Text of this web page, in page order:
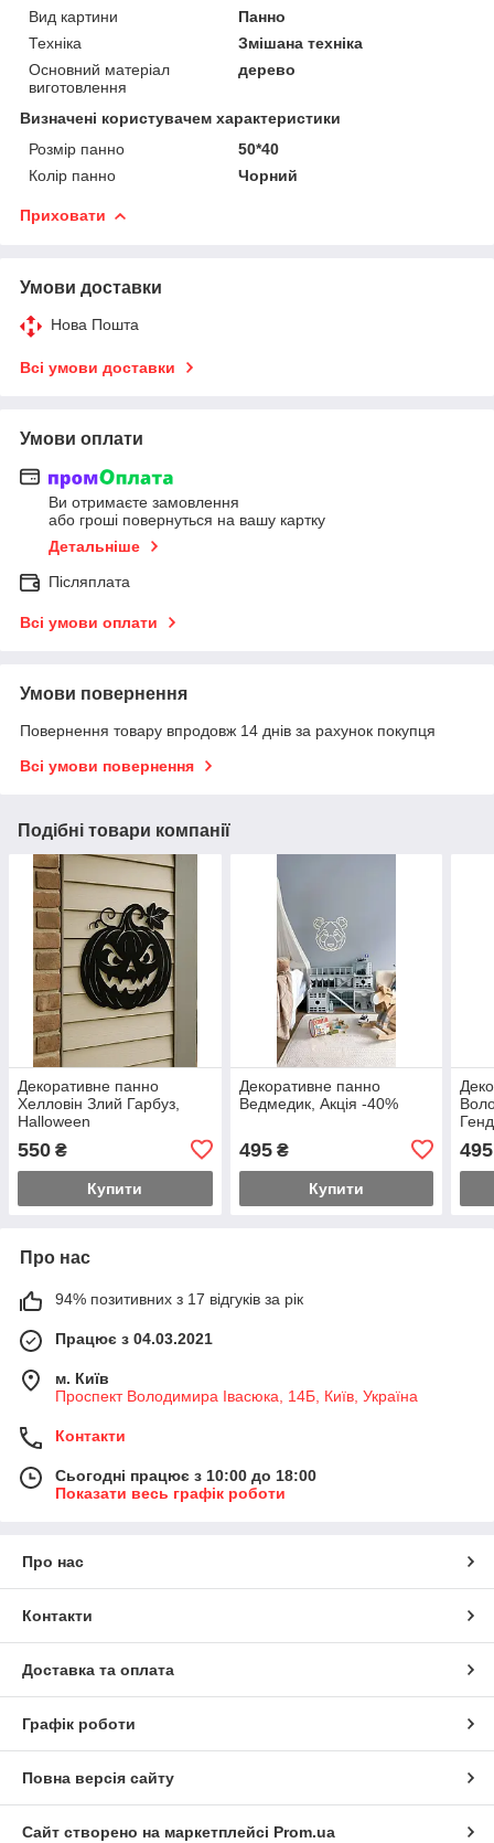
Вид картини
Панно
Техніка
Змішана техніка
Основний матеріал
виготовлення
дерево
Визначені користувачем характеристики
Розмір панно
50*40
Колір панно
Чорний
Приховати
Умови доставки
Нова Пошта
Всі умови доставки
Умови оплати
Ви отримаєте замовлення
або гроші повернуться на вашу картку
Детальніше
Післяплата
Всі умови оплати
Умови повернення
Повернення товару впродовж 14 днів за рахунок покупця
Всі умови повернення
Подібні товари компанії
Декоративне панно
Хелловін Злий Гарбуз,
Halloween
550 ₴
Купити
Декоративне панно
Ведмедик, Акція -40%
495₴
Купити
495
Про нас
94% позитивних з 17 відгуків за рік
Працює з 04.03.2021
м. Київ
Проспект Володимира Івасюка, 14Б, Київ, Україна
Контакти
Сьогодні працює з 10:00 до 18:00
Показати весь графік роботи
Про нас
Контакти
Доставка та оплата
Графік роботи
Повна версія сайту
Сайт створено на маркетплейсі Prom.ua